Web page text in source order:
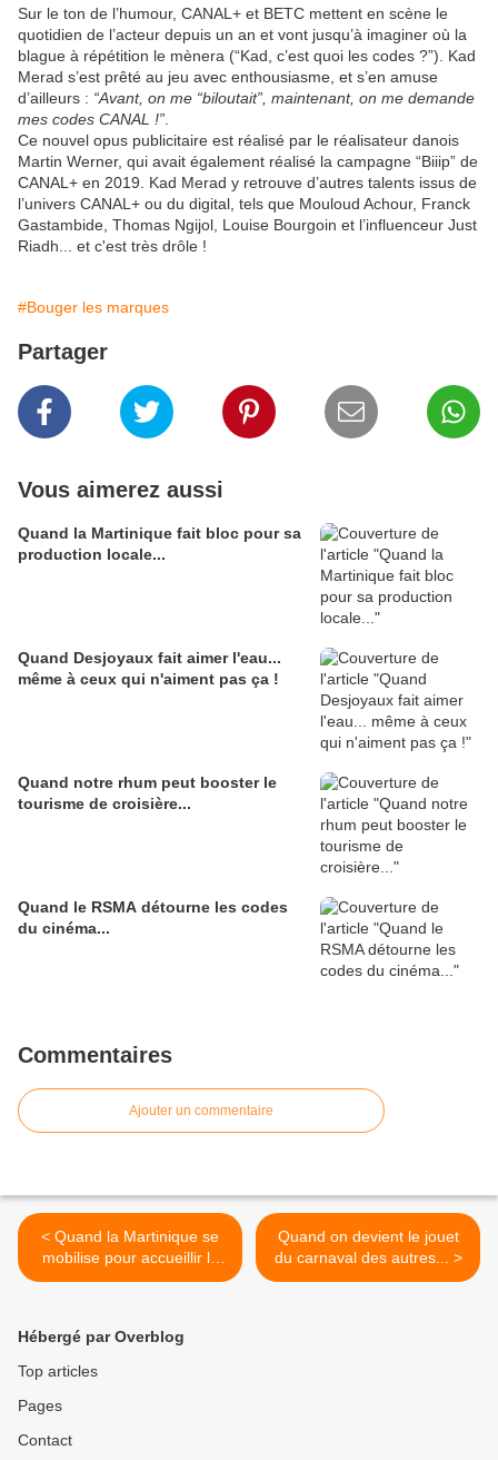
Sur le ton de l’humour, CANAL+ et BETC mettent en scène le
quotidien de l’acteur depuis un an et vont jusqu’à imaginer où la
blague à répétition le mènera (“Kad, c’est quoi les codes ?”). Kad
Merad s’est prêté au jeu avec enthousiasme, et s’en amuse
d’ailleurs : “Avant, on me “biloutait”, maintenant, on me demande
mes codes CANAL !”
Ce nouvel opus publicitaire est réalisé par le réalisateur danois
Martin Werner, qui avait également réalisé la campagne “Biiip” de
CANAL+ en 2019. Kad Merad y retrouve d’autres talents issus de
l’univers CANAL+ ou du digital, tels que Mouloud Achour, Franck
Gastambide, Thomas Ngijol, Louise Bourgoin et l’influenceur Just
Riadh... et c'est très drôle !
#Bouger les marques
Partager
Vous aimerez aussi
Quand la Martinique fait bloc pour sa
production locale...
Quand Desjoyaux fait aimer l'eau...
même à ceux qui n'aiment pas ça !
Quand notre rhum peut booster le
tourisme de croisière...
Quand le RSMA détourne les codes
du cinéma...
Commentaires
Ajouter un commentaire
< Quand la Martinique se
mobilise pour accueillir la
Jacques Vabre...
Quand on devient le jouet
du carnaval des autres... >
Hébergé par Overblog
Top articles
Pages
Contact